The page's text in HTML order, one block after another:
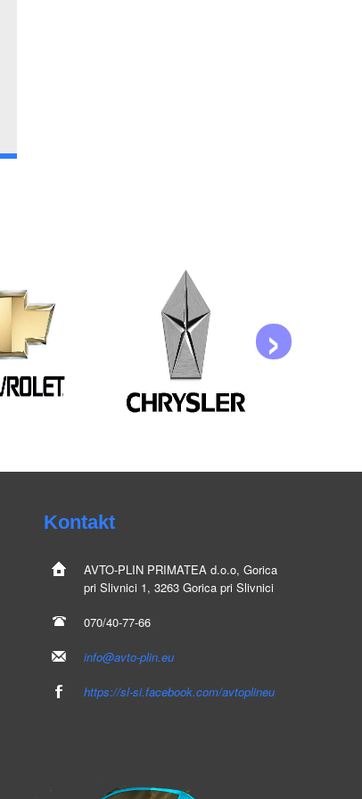
›
Kontakt
AVTO-PLIN PRIMATEA d.o.o, Gorica
pri Slivnici 1, 3263 Gorica pri Slivnici
070/40-77-66
info@avto-plin.eu
https://sl-si.facebook.com/avtoplineu